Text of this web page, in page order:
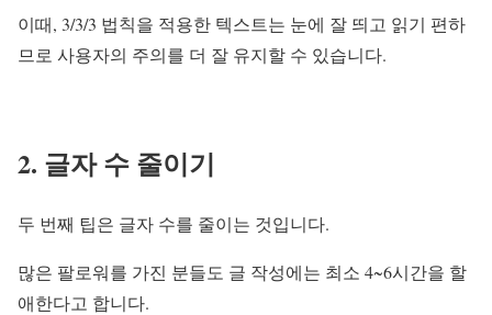
이때, 3/3/3 법칙을 적용한 텍스트는 눈에 잘 띄고 읽기 편하
므로 사용자의 주의를 더 잘 유지할 수 있습니다.
2. 글자 수 줄이기
두 번째 팁은 글자 수를 줄이는 것입니다.
많은 팔로워를 가진 분들도 글 작성에는 최소 4~6시간을 할
애한다고 합니다.